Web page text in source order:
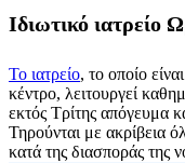
Ιδιωτικό ιατρείο
Το ιατρείο, το οποίο
κέντρο, λειτουργεί
εκτός Τρίτης απόγευμα
Τηρούνται με ακρίβεια
κατά της διασποράς της